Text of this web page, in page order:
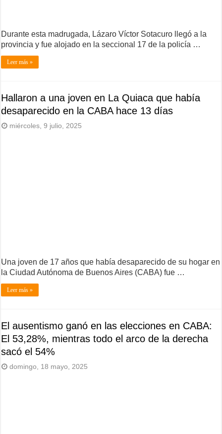
Durante esta madrugada, Lázaro Víctor Sotacuro llegó a la
provincia y fue alojado en la seccional 17 de la policía …
Leer más »
Hallaron a una joven en La Quiaca que había
desaparecido en la CABA hace 13 días
miércoles, 9 julio, 2025
Una joven de 17 años que había desaparecido de su hogar en
la Ciudad Autónoma de Buenos Aires (CABA) fue …
Leer más »
El ausentismo ganó en las elecciones en CABA:
El 53,28%, mientras todo el arco de la derecha
sacó el 54%
domingo, 18 mayo, 2025